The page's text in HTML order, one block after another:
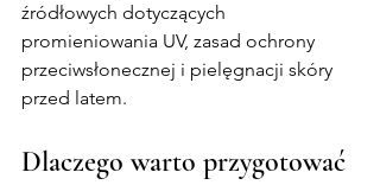
źródłowych dotyczących
promieniowania UV, zasad ochrony
przeciwsłonecznej i pielęgnacji skóry
przed latem.
Dlaczego warto przygotować